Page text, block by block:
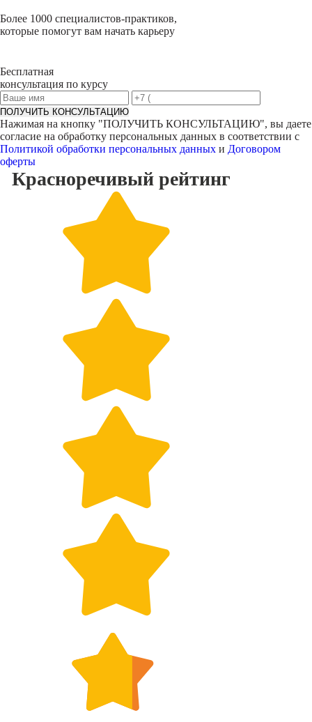
Более 1000 специалистов-практиков,
которые помогут вам начать карьеру
Бесплатная
консультация по курсу
ПОЛУЧИТЬ КОНСУЛЬТАЦИЮ
Нажимая на кнопку "ПОЛУЧИТЬ КОНСУЛЬТАЦИЮ", вы даете
согласие на обработку персональных данных в соответствии с
Политикой обработки персональных данных и Договором
оферты
Красноречивый рейтинг